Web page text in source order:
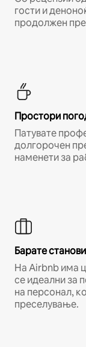
гости и
продолжен
Простори
Патувате
долгорочен
наменети за
Барате
На Airbnb има
се идеални за
на персонал,
преселување.